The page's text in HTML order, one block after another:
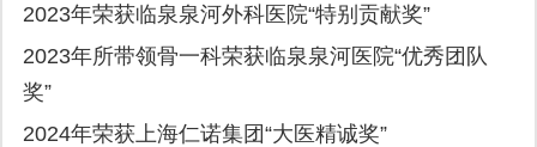
2023年荣获临泉泉河外科医院“特别贡献奖”
2023年所带领骨一科荣获临泉泉河医院“优秀团队
奖”
2024年荣获上海仁诺集团“大医精诚奖”